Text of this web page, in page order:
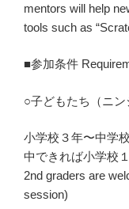
mentors will help
tools such as
■参加条件
○子どもたち（ニ
小学校３年〜中学
中できれば小学校
2nd graders are
session)